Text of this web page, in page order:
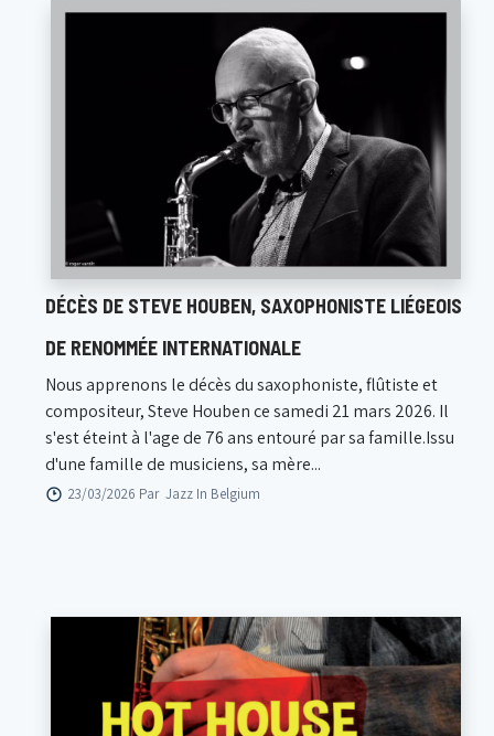
DÉCÈS DE STEVE HOUBEN, SAXOPHONISTE LIÉGEOIS
DE RENOMMÉE INTERNATIONALE
Nous apprenons le décès du saxophoniste, flûtiste et
compositeur, Steve Houben ce samedi 21 mars 2026. Il
s'est éteint à l'age de 76 ans entouré par sa famille.Issu
d'une famille de musiciens, sa mère...
23/03/2026 Par Jazz In Belgium